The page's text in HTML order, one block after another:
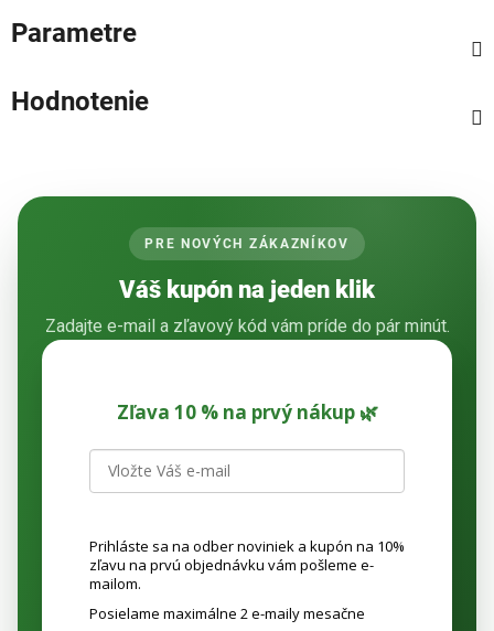
Parametre
Hodnotenie
PRE NOVÝCH ZÁKAZNÍKOV
Váš kupón na jeden klik
Zadajte e-mail a zľavový kód vám príde do pár minút.
Zľava 10 % na prvý nákup 🌿
Prihláste sa na odber noviniek a kupón na 10%
zľavu na prvú objednávku vám pošleme e-
mailom.
Posielame maximálne 2 e-maily mesačne